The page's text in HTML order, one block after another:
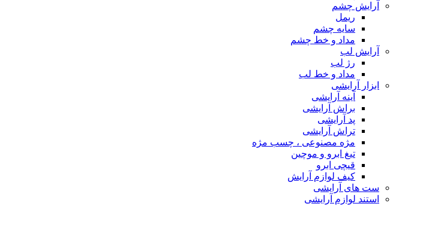
آرایش چشم
ریمل
سایه چشم
مداد و خط چشم
آرایش لب
رژ لب
مداد و خط لب
ابزار آرایشی
آینه آرایشی
براش آرایشی
پد آرایشی
تراش آرایشی
مژه مصنوعی ، چسب مژه
تیغ ابرو و موچین
قیچی ابرو
کیف لوازم آرایش
ست های آرایشی
استند لوازم آرایشی